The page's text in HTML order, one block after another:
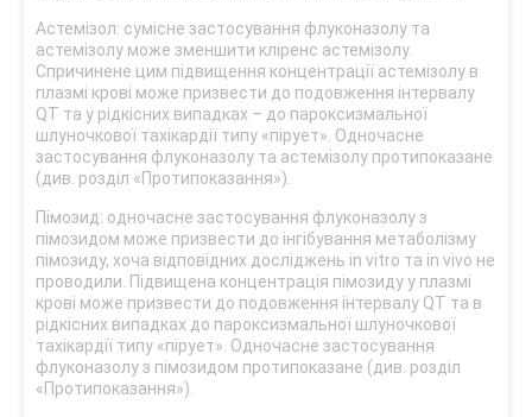
Астемізол: сумісне застосування флуконазолу та
астемізолу може зменшити кліренс астемізолу.
Спричинене цим підвищення концентрації астемізолу в
плазмі крові може призвести до подовження інтервалу
QT та у рідкісних випадках – до пароксизмальної
шлуночкової тахікардії типу «пірует». Одночасне
застосування флуконазолу та астемізолу протипоказане
(див. розділ «Протипоказання»).
Пімозид: одночасне застосування флуконазолу з
пімозидом може призвести до інгібування метаболізму
пімозиду, хоча відповідних досліджень in vitro та in vivo не
проводили. Підвищена концентрація пімозиду у плазмі
крові може призвести до подовження інтервалу QT та в
рідкісних випадках до пароксизмальної шлуночкової
тахікардії типу «пірует». Одночасне застосування
флуконазолу з пімозидом протипоказане (див. розділ
«Протипоказання»).